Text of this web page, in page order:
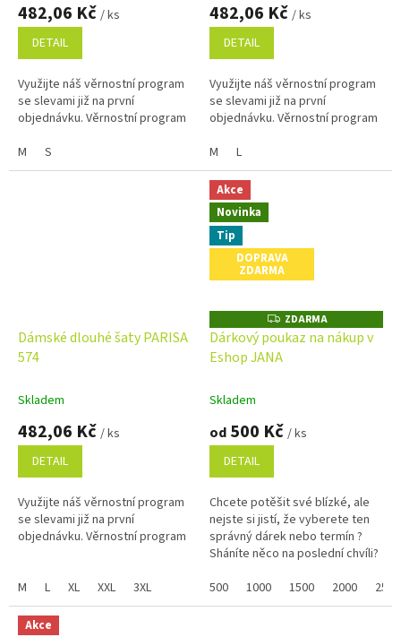
482,06 Kč / ks
DETAIL
Využijte náš věrnostní program
se slevami již na první
objednávku. Věrnostní program
M
S
482,06 Kč / ks
DETAIL
Využijte náš věrnostní program
se slevami již na první
objednávku. Věrnostní program
M
L
Dámské dlouhé šaty PARISA
574
Skladem
482,06 Kč / ks
DETAIL
Využijte náš věrnostní program
se slevami již na první
objednávku. Věrnostní program
M L XL XXL 3XL
Akce
Novinka
Tip
DOPRAVA
ZDARMA
Z
D
A
R
ZDARMA
Dárkový poukaz na nákup v
Eshop JANA
Skladem
od 500 Kč / ks
DETAIL
Chcete potěšit své blízké, ale
nejste si jistí, že vyberete ten
správný dárek nebo termín ?
Sháníte něco na poslední chvíli?
online a po...
500 1000 1500 2000 2500
Akce